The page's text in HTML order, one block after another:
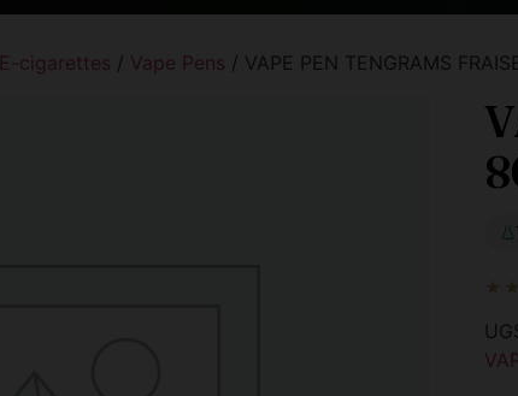
E-cigarettes / Vape Pens / VAPE PEN TENGRAMS